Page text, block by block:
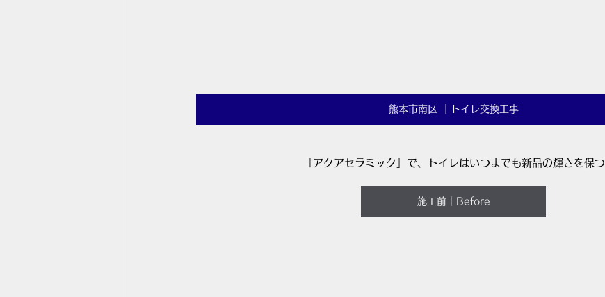
熊本市南区 ｜トイレ交換工事
「アクアセラミック」で、トイレはいつまでも新品の輝きを保つ
施工前｜Before